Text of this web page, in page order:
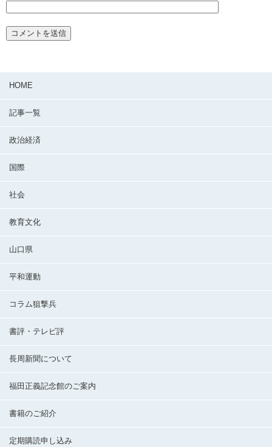
HOME
記事一覧
政治経済
国際
社会
教育文化
山口県
平和運動
コラム狙撃兵
書評・テレビ評
長周新聞について
福田正義記念館のご案内
書籍のご紹介
定期購読申し込み